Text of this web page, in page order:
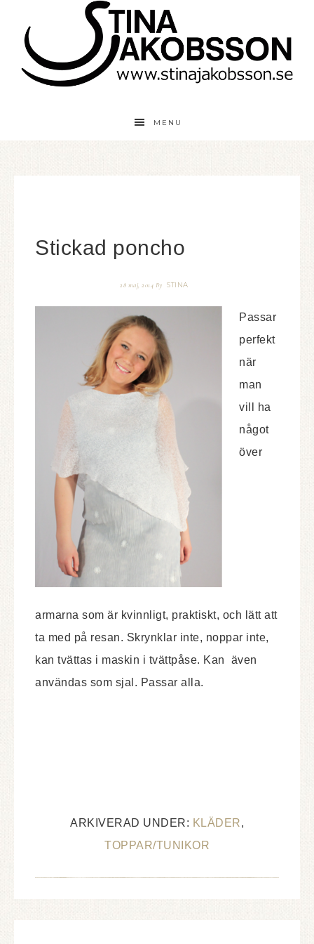
MENU
Stickad poncho
28 maj, 2014 By STINA
Passar
perfekt
när
man
vill ha
något
över
armarna som är kvinnligt, praktiskt, och lätt att
ta med på resan. Skrynklar inte, noppar inte,
kan tvättas i maskin i tvättpåse. Kan även
användas som sjal. Passar alla.
ARKIVERAD UNDER: KLÄDER,
TOPPAR/TUNIKOR